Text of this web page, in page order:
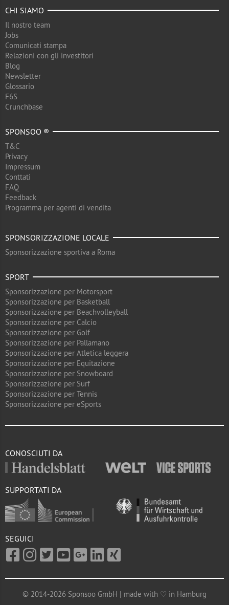
CHI SIAMO
Il nostro team
Jobs
Comunicati stampa
Relazioni con gli investitori
Blog
Newsletter
Glossario
F6S
Crunchbase
SPONSOO ®
T&C
Privacy
Impressum
Conttati
FAQ
Feedback
Programma per agenti di vendita
SPONSORIZZAZIONE LOCALE
Sponsorizzazione sportiva a Roma
SPORT
Sponsorizzazione per Motorsport
Sponsorizzazione per Basketball
Sponsorizzazione per Beachvolleyball
Sponsorizzazione per Calcio
Sponsorizzazione per Golf
Sponsorizzazione per Pallamano
Sponsorizzazione per Atletica leggera
Sponsorizzazione per Equitazione
Sponsorizzazione per Snowboard
Sponsorizzazione per Surf
Sponsorizzazione per Tennis
Sponsorizzazione per eSports
CONOSCIUTI DA
SUPPORTATI DA
SEGUICI
© 2014-2026 Sponsoo GmbH | made with ♡ in Hamburg